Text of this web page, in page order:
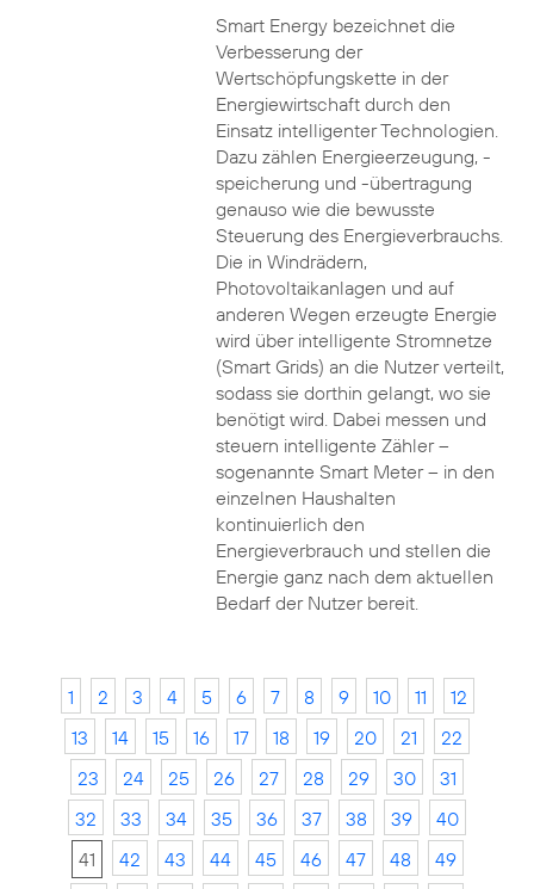
Smart Energy bezeichnet die
Verbesserung der
Wertschöpfungskette in der
Energiewirtschaft durch den
Einsatz intelligenter Technologien.
Dazu zählen Energieerzeugung, -
speicherung und -übertragung
genauso wie die bewusste
Steuerung des Energieverbrauchs.
Die in Windrädern,
Photovoltaikanlagen und auf
anderen Wegen erzeugte Energie
wird über intelligente Stromnetze
(Smart Grids) an die Nutzer verteilt,
sodass sie dorthin gelangt, wo sie
benötigt wird. Dabei messen und
steuern intelligente Zähler –
sogenannte Smart Meter – in den
einzelnen Haushalten
kontinuierlich den
Energieverbrauch und stellen die
Energie ganz nach dem aktuellen
Bedarf der Nutzer bereit.
1 2 3 4 5 6 7 8 9 10 11
12
13
14 15 16 17 18 19 20 21
22
23
24 25 26 27 28 29 30
31
32
33 34 35 36 37 38 39
40
41
42 43 44 45 46 47 48
49